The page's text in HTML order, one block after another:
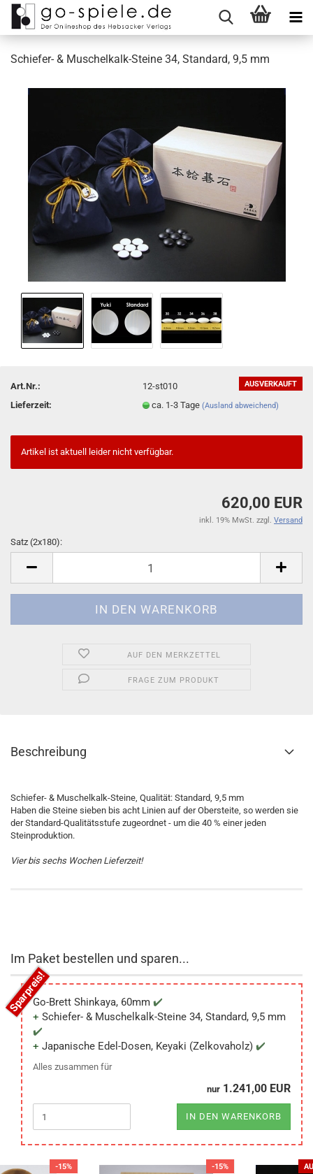
Schiefer- & Muschelkalk-Steine 34, Standard, 9,5 mm
AUSVERKAUFT
Art.Nr.:
12-st010
Lieferzeit:
ca. 1-3 Tage(Ausland abweichend)
Artikel ist aktuell leider nicht verfügbar.
620,00 EUR
inkl. 19% MwSt. zzgl. Versand
Satz (2x180):
(2x180)
AUF DEN MERKZETTEL
FRAGE ZUM PRODUKT
Beschreibung
Schiefer- & Muschelkalk-Steine, Qualität: Standard, 9,5 mm
Haben die Steine sieben bis acht Linien auf der Obersteite, so werden sie
der Standard-Qualitätsstufe zugeordnet - um die 40 % einer jeden
Steinproduktion.
Vier bis sechs Wochen Lieferzeit!
Im Paket bestellen und sparen...
Go-Brett Shinkaya, 60mm
Schiefer- & Muschelkalk-Steine 34, Standard, 9,5 mm
Japanische Edel-Dosen, Keyaki (Zelkovaholz)
Alles zusammen für
nur 1.241,00 EUR
IN DEN WARENKORB
-15% -15%